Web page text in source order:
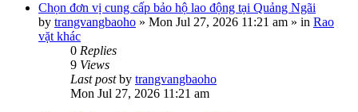
Chọn đơn vị cung cấp bảo hộ lao động tại Quảng Ngãi
by trangvangbaoho » Mon Jul 27, 2026 11:21 am » in Rao
vặt khác
0 Replies
9 Views
Last postby trangvangbaoho
Mon Jul 27, 2026 11:21 am